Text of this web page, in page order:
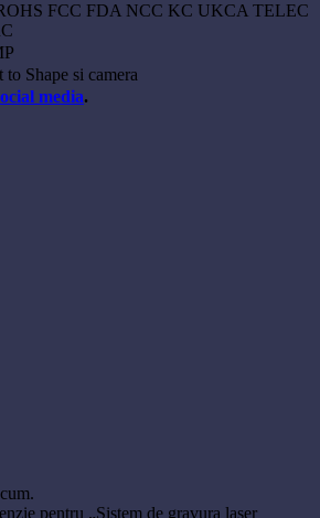
FCC FDA NCC KC UKCA TELEC
to Shape si camera
media.
pentru „Sistem de gravura laser